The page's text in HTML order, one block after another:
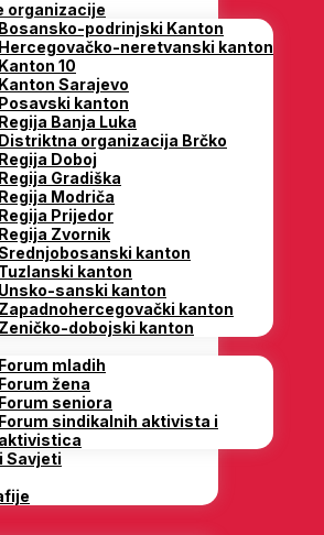
organizacije
Bosansko-podrinjski Kanton
Hercegovačko-neretvanski kanton
Kanton 10
Kanton Sarajevo
Posavski kanton
Regija Banja Luka
Distriktna organizacija Brčko
Regija Doboj
Regija Gradiška
Regija Modriča
Regija Prijedor
Regija Zvornik
kanton
Tuzlanski kanton
Unsko-sanski kanton
Zapadnohercegovački kanton
Zeničko-dobojski kanton
Forum mladih
Forum žena
Forum seniora
Forum sindikalnih aktivista i
aktivistica
Savjeti